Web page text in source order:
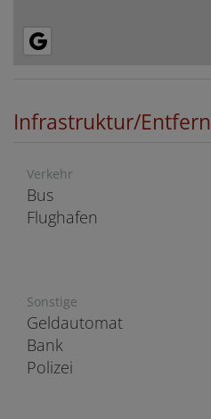
Infrastruktur/
Verkehr
Bus
Flughafen
Sonstige
Geldautomat
Bank
Polizei